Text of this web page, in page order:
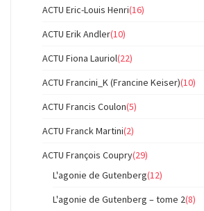
ACTU Eric-Louis Henri(16)
ACTU Erik Andler(10)
ACTU Fiona Lauriol(22)
ACTU Francini_K (Francine Keiser)(10)
ACTU Francis Coulon(5)
ACTU Franck Martini(2)
ACTU François Coupry(29)
L'agonie de Gutenberg(12)
L'agonie de Gutenberg – tome 2(8)